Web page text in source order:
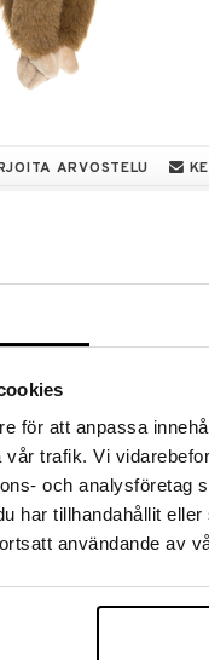
för att anpassa
trafik. Vi
och analysföretag
har tillhandahållit
användande av
ARVOSTELU
löydöt kotiin!
31.8.2026 asti mutta
ale-löydöt »
ja suloinen
ja käsistään, pysyen